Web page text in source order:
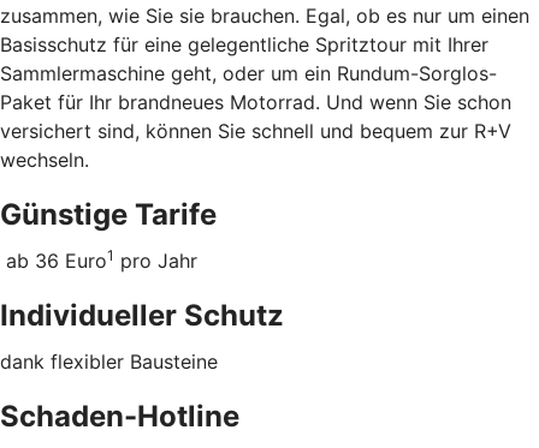
zusammen, wie Sie sie brauchen. Egal, ob es nur um einen
Basisschutz für eine gelegentliche Spritztour mit Ihrer
Sammlermaschine geht, oder um ein Rundum-Sorglos-
Paket für Ihr brandneues Motorrad. Und wenn Sie schon
versichert sind, können Sie schnell und bequem zur R+V
wechseln.
Günstige Tarife
ab 36 Euro1 pro Jahr
Individueller Schutz
dank flexibler Bausteine
Schaden-Hotline